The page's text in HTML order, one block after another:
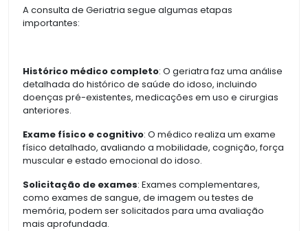
A consulta de Geriatria segue algumas etapas
importantes:
Histórico médico completo: O geriatra faz uma análise
detalhada do histórico de saúde do idoso, incluindo
doenças pré-existentes, medicações em uso e cirurgias
anteriores.
Exame físico e cognitivo: O médico realiza um exame
físico detalhado, avaliando a mobilidade, cognição, força
muscular e estado emocional do idoso.
Solicitação de exames: Exames complementares,
como exames de sangue, de imagem ou testes de
memória, podem ser solicitados para uma avaliação
mais aprofundada.